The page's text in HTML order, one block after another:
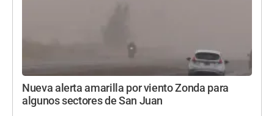
Nueva alerta amarilla por viento Zonda para
algunos sectores de San Juan